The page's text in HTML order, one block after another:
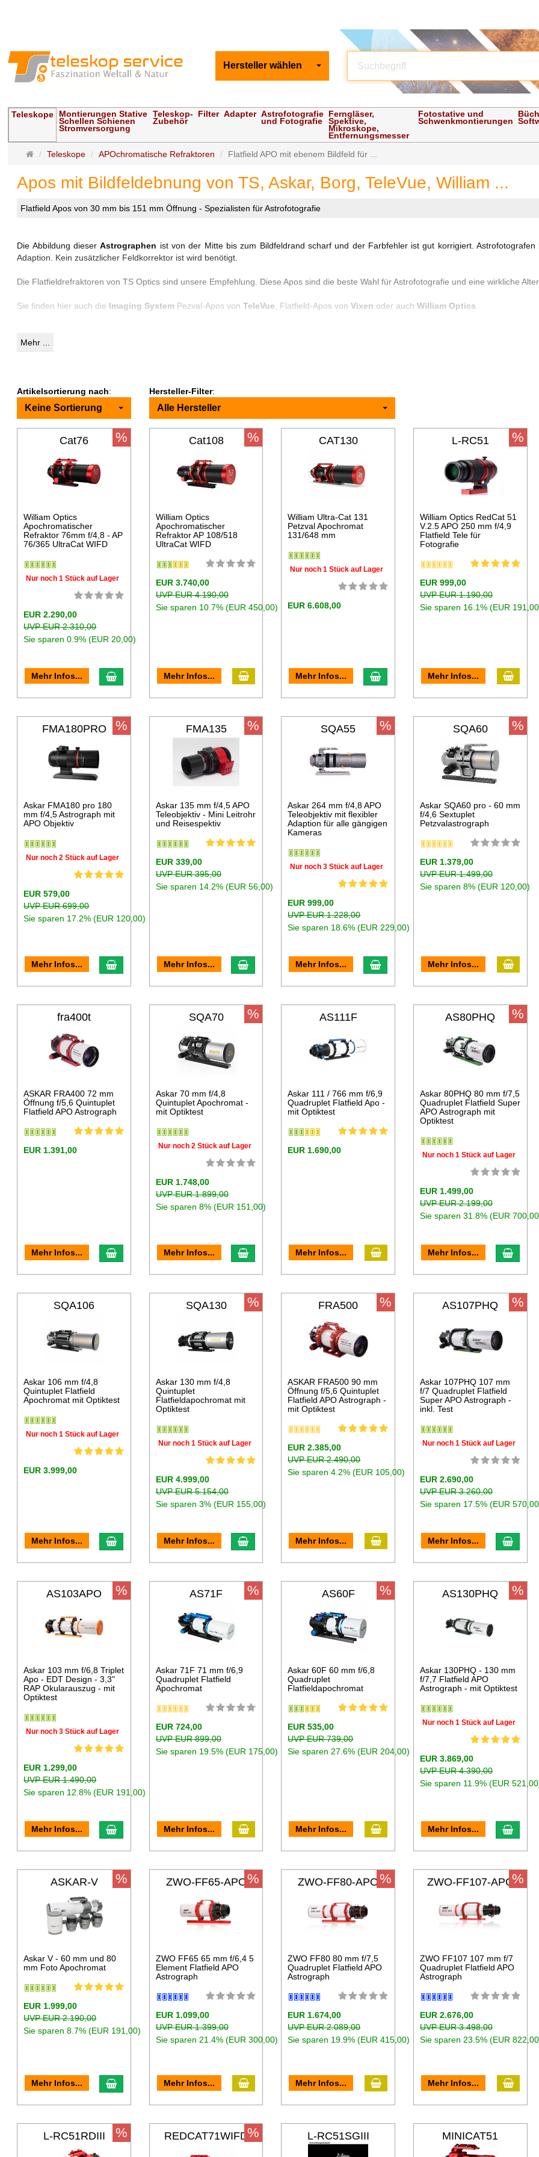
Hersteller wählen
Teleskope Montierungen Stative
Schellen Schienen
Stromversorgung
Teleskop-
Zubehör
Filter Adapter Astrofotografie
und Fotografie
Ferngläser,
Spektive,
Mikroskope,
Entfernungsmesser
Fotostative und
Schwenkmontierungen
Startseite
Teleskope APOchromatische Refraktoren Flatfield APO mit ebenem Bildfeld für ...
Apos mit Bildfeldebnung von TS, Askar, Borg, TeleVue, William ...
Flatfield Apos von 30 mm bis 151 mm Öffnung - Spezialisten für Astrofotografie
Die Abbildung dieserAstrographen ist von der Mitte bis zum Bildfeldrand scharf und der Farbfehler ist gut korrigiert.
Adaption. Kein zusätzlicher Feldkorrektor ist wird benötigt.
Die Flatfieldrefraktoren von TS Optics sind unsere Empfehlung. Diese Apos sind die beste Wahl für Astrofotografie und eine wirkliche
Sie finden hier auch die Imaging System Pezval-Apos vonTeleVue , Flatfield-Apos vonVixen oder auchWilliam Optics
Teleskop, mit dem Sie von Anfang an Freude haben. Bitte teilen Sie uns dies einfach bei der Bestellung mit.
Mehr ...
Artikelsortierung nach:
Keine Sortierung
Hersteller-Filter:
Alle Hersteller
Cat76
William Optics
Apochromatischer
Refraktor 76mm f/4,8 - AP
76/365 UltraCat WIFD
Nur noch 1 Stück auf Lager
EUR 2.290,00
UVP EUR 2.310,00
Sie sparen 0.9% (EUR 20,00)
Mehr Infos...
% Cat108
William Optics
Apochromatischer
Refraktor AP 108/518
UltraCat WIFD
EUR 3.740,00
UVP EUR 4.190,00
Sie sparen 10.7% (EUR 450,00)
Mehr Infos...
% CAT130
William Ultra-Cat 131
Petzval Apochromat
131/648 mm
Nur noch 1 Stück auf Lager
EUR 6.608,00
Mehr Infos...
L-RC51
William Optics RedCat 51
V.2.5 APO 250 mm f/4,9
Flatfield Tele für
Fotografie
EUR 999,00
UVP EUR 1.190,00
Sie sparen 16.1% (EUR
Mehr Infos...
%
FMA180PRO
Askar FMA180 pro 180
mm f/4,5 Astrograph mit
APO Objektiv
Nur noch 2 Stück auf Lager
EUR 579,00
UVP EUR 699,00
Sie sparen 17.2% (EUR 120,00)
Mehr Infos...
% FMA135
Askar 135 mm f/4,5 APO
Teleobjektiv - Mini Leitrohr
und Reisespektiv
EUR 339,00
UVP EUR 395,00
Sie sparen 14.2% (EUR 56,00)
Mehr Infos...
% SQA55
Askar 264 mm f/4,8 APO
Teleobjektiv mit flexibler
Adaption für alle gängigen
Kameras
Nur noch 3 Stück auf Lager
EUR 999,00
UVP EUR 1.228,00
Sie sparen 18.6% (EUR 229,00)
Mehr Infos...
% SQA60
Askar SQA60 pro - 60 mm
f/4,6 Sextuplet
Petzvalastrograph
EUR 1.379,00
UVP EUR 1.499,00
Sie sparen 8% (EUR 120,00)
Mehr Infos...
%
fra400t
ASKAR FRA400 72 mm
Öffnung f/5,6 Quintuplet
Flatfield APO Astrograph
EUR 1.391,00
Mehr Infos...
SQA70
Askar 70 mm f/4,8
Quintuplet Apochromat -
mit Optiktest
Nur noch 2 Stück auf Lager
EUR 1.748,00
UVP EUR 1.899,00
Sie sparen 8% (EUR 151,00)
Mehr Infos...
% AS111F
Askar 111 / 766 mm f/6,9
Quadruplet Flatfield Apo -
mit Optiktest
EUR 1.690,00
Mehr Infos...
AS80PHQ
Askar 80PHQ 80 mm f/7,5
Quadruplet Flatfield Super
APO Astrograph mit
Optiktest
Nur noch 1 Stück auf Lager
EUR 1.499,00
UVP EUR 2.199,00
Sie sparen 31.8% (EUR
Mehr Infos...
%
SQA106
Askar 106 mm f/4,8
Quintuplet Flatfield
Apochromat mit Optiktest
Nur noch 1 Stück auf Lager
EUR 3.999,00
Mehr Infos...
SQA130
Askar 130 mm f/4,8
Quintuplet
Flatfieldapochromat mit
Optiktest
Nur noch 1 Stück auf Lager
EUR 4.999,00
UVP EUR 5.154,00
Sie sparen 3% (EUR 155,00)
Mehr Infos...
% FRA500
ASKAR FRA500 90 mm
Öffnung f/5,6 Quintuplet
Flatfield APO Astrograph -
mit Optiktest
EUR 2.385,00
UVP EUR 2.490,00
Sie sparen 4.2% (EUR 105,00)
Mehr Infos...
% AS107PHQ
Askar 107PHQ 107 mm
f/7 Quadruplet Flatfield
Super APO Astrograph -
inkl. Test
Nur noch 1 Stück auf Lager
EUR 2.690,00
UVP EUR 3.260,00
Sie sparen 17.5% (EUR
Mehr Infos...
%
AS103APO
Askar 103 mm f/6,8 Triplet
Apo - EDT Design - 3,3"
RAP Okularauszug - mit
Optiktest
Nur noch 3 Stück auf Lager
EUR 1.299,00
UVP EUR 1.490,00
Sie sparen 12.8% (EUR 191,00)
Mehr Infos...
% AS71F
Askar 71F 71 mm f/6,9
Quadruplet Flatfield
Apochromat
EUR 724,00
UVP EUR 899,00
Sie sparen 19.5% (EUR 175,00)
Mehr Infos...
% AS60F
Askar 60F 60 mm f/6,8
Quadruplet
Flatfieldapochromat
EUR 535,00
UVP EUR 739,00
Sie sparen 27.6% (EUR 204,00)
Mehr Infos...
% AS130PHQ
Askar 130PHQ - 130 mm
f/7,7 Flatfield APO
Astrograph - mit Optiktest
Nur noch 1 Stück auf Lager
EUR 3.869,00
UVP EUR 4.390,00
Sie sparen 11.9% (EUR
Mehr Infos...
%
ASKAR-V
Askar V - 60 mm und 80
mm Foto Apochromat
EUR 1.999,00
UVP EUR 2.190,00
Sie sparen 8.7% (EUR 191,00)
Mehr Infos...
% ZWO-FF65-APO
ZWO FF65 65 mm f/6,4 5
Element Flatfield APO
Astrograph
EUR 1.099,00
UVP EUR 1.399,00
Sie sparen 21.4% (EUR 300,00)
Mehr Infos...
% ZWO-FF80-APO
ZWO FF80 80 mm f/7,5
Quadruplet Flatfield APO
Astrograph
EUR 1.674,00
UVP EUR 2.089,00
Sie sparen 19.9% (EUR 415,00)
Mehr Infos...
% ZWO-FF107-APO
ZWO FF107 107 mm f/7
Quadruplet Flatfield APO
Astrograph
EUR 2.676,00
UVP EUR 3.498,00
Sie sparen 23.5% (EUR
Mehr Infos...
%
L-RC51RDIII % REDCAT71WIFD% L-RC51SGIII MINICAT51